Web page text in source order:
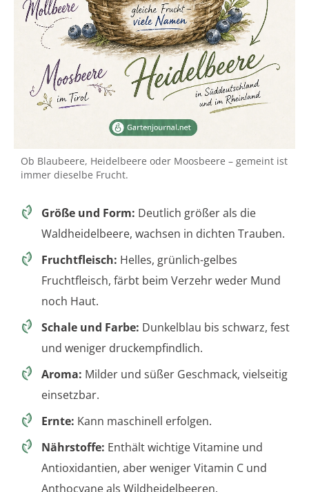
Ob Blaubeere, Heidelbeere oder Moosbeere – gemeint ist
immer dieselbe Frucht.
Größe und Form: Deutlich größer als die
Waldheidelbeere, wachsen in dichten Trauben.
Fruchtfleisch: Helles, grünlich-gelbes
Fruchtfleisch, färbt beim Verzehr weder Mund
noch Haut.
Schale und Farbe: Dunkelblau bis schwarz, fest
und weniger druckempfindlich.
Aroma: Milder und süßer Geschmack, vielseitig
einsetzbar.
Ernte: Kann maschinell erfolgen.
Nährstoffe: Enthält wichtige Vitamine und
Antioxidantien, aber weniger Vitamin C und
Anthocyane als Wildheidelbeeren.